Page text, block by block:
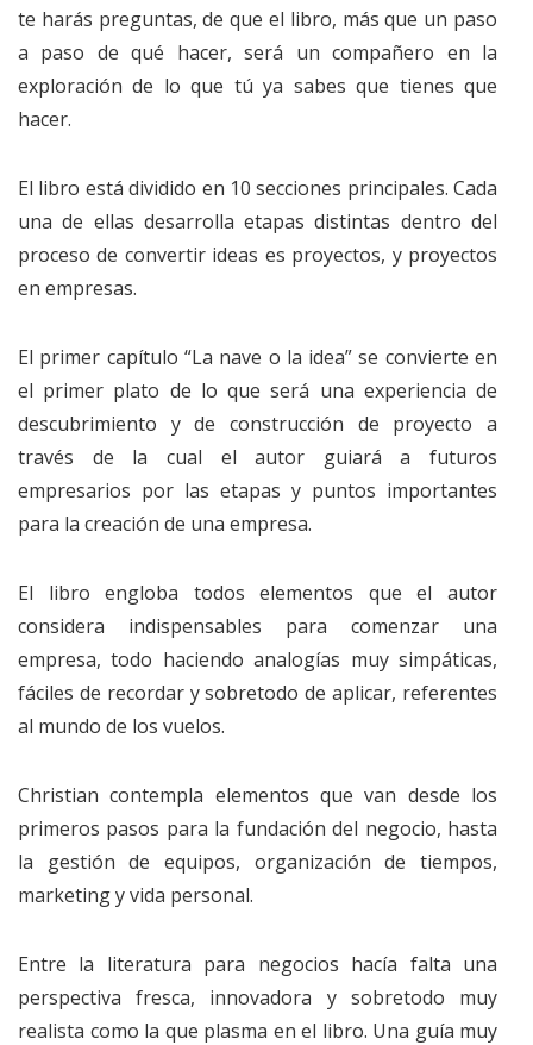
te harás preguntas, de que el libro, más que un paso
a paso de qué hacer, será un compañero en la
exploración de lo que tú ya sabes que tienes que
hacer.
El libro está dividido en 10 secciones principales. Cada
una de ellas desarrolla etapas distintas dentro del
proceso de convertir ideas es proyectos, y proyectos
en empresas.
El primer capítulo “La nave o la idea” se convierte en
el primer plato de lo que será una experiencia de
descubrimiento y de construcción de proyecto a
través de la cual el autor guiará a futuros
empresarios por las etapas y puntos importantes
para la creación de una empresa.
El libro engloba todos elementos que el autor
considera indispensables para comenzar una
empresa, todo haciendo analogías muy simpáticas,
fáciles de recordar y sobretodo de aplicar, referentes
al mundo de los vuelos.
Christian contempla elementos que van desde los
primeros pasos para la fundación del negocio, hasta
la gestión de equipos, organización de tiempos,
marketing y vida personal.
Entre la literatura para negocios hacía falta una
perspectiva fresca, innovadora y sobretodo muy
realista como la que plasma en el libro. Una guía muy